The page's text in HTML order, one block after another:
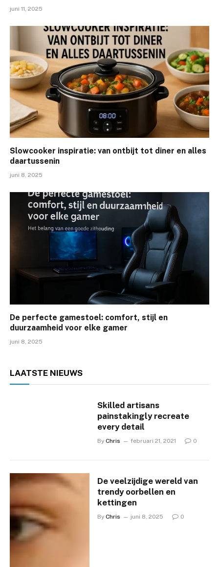
juni 11, 2025
Slowcooker inspiratie: van ontbijt tot diner en alles
daartussenin
juni 8, 2025
De perfecte gamestoel: comfort, stijl en
duurzaamheid voor elke gamer
juni 8, 2025
LAATSTE NIEUWS
Skilled artisans
painstakingly recreate
every detail
By Chris februari 21, 2021 0
De veelzijdige wereld van
trendy oorbellen en
kettingen
By Chris juni 8, 2025 0